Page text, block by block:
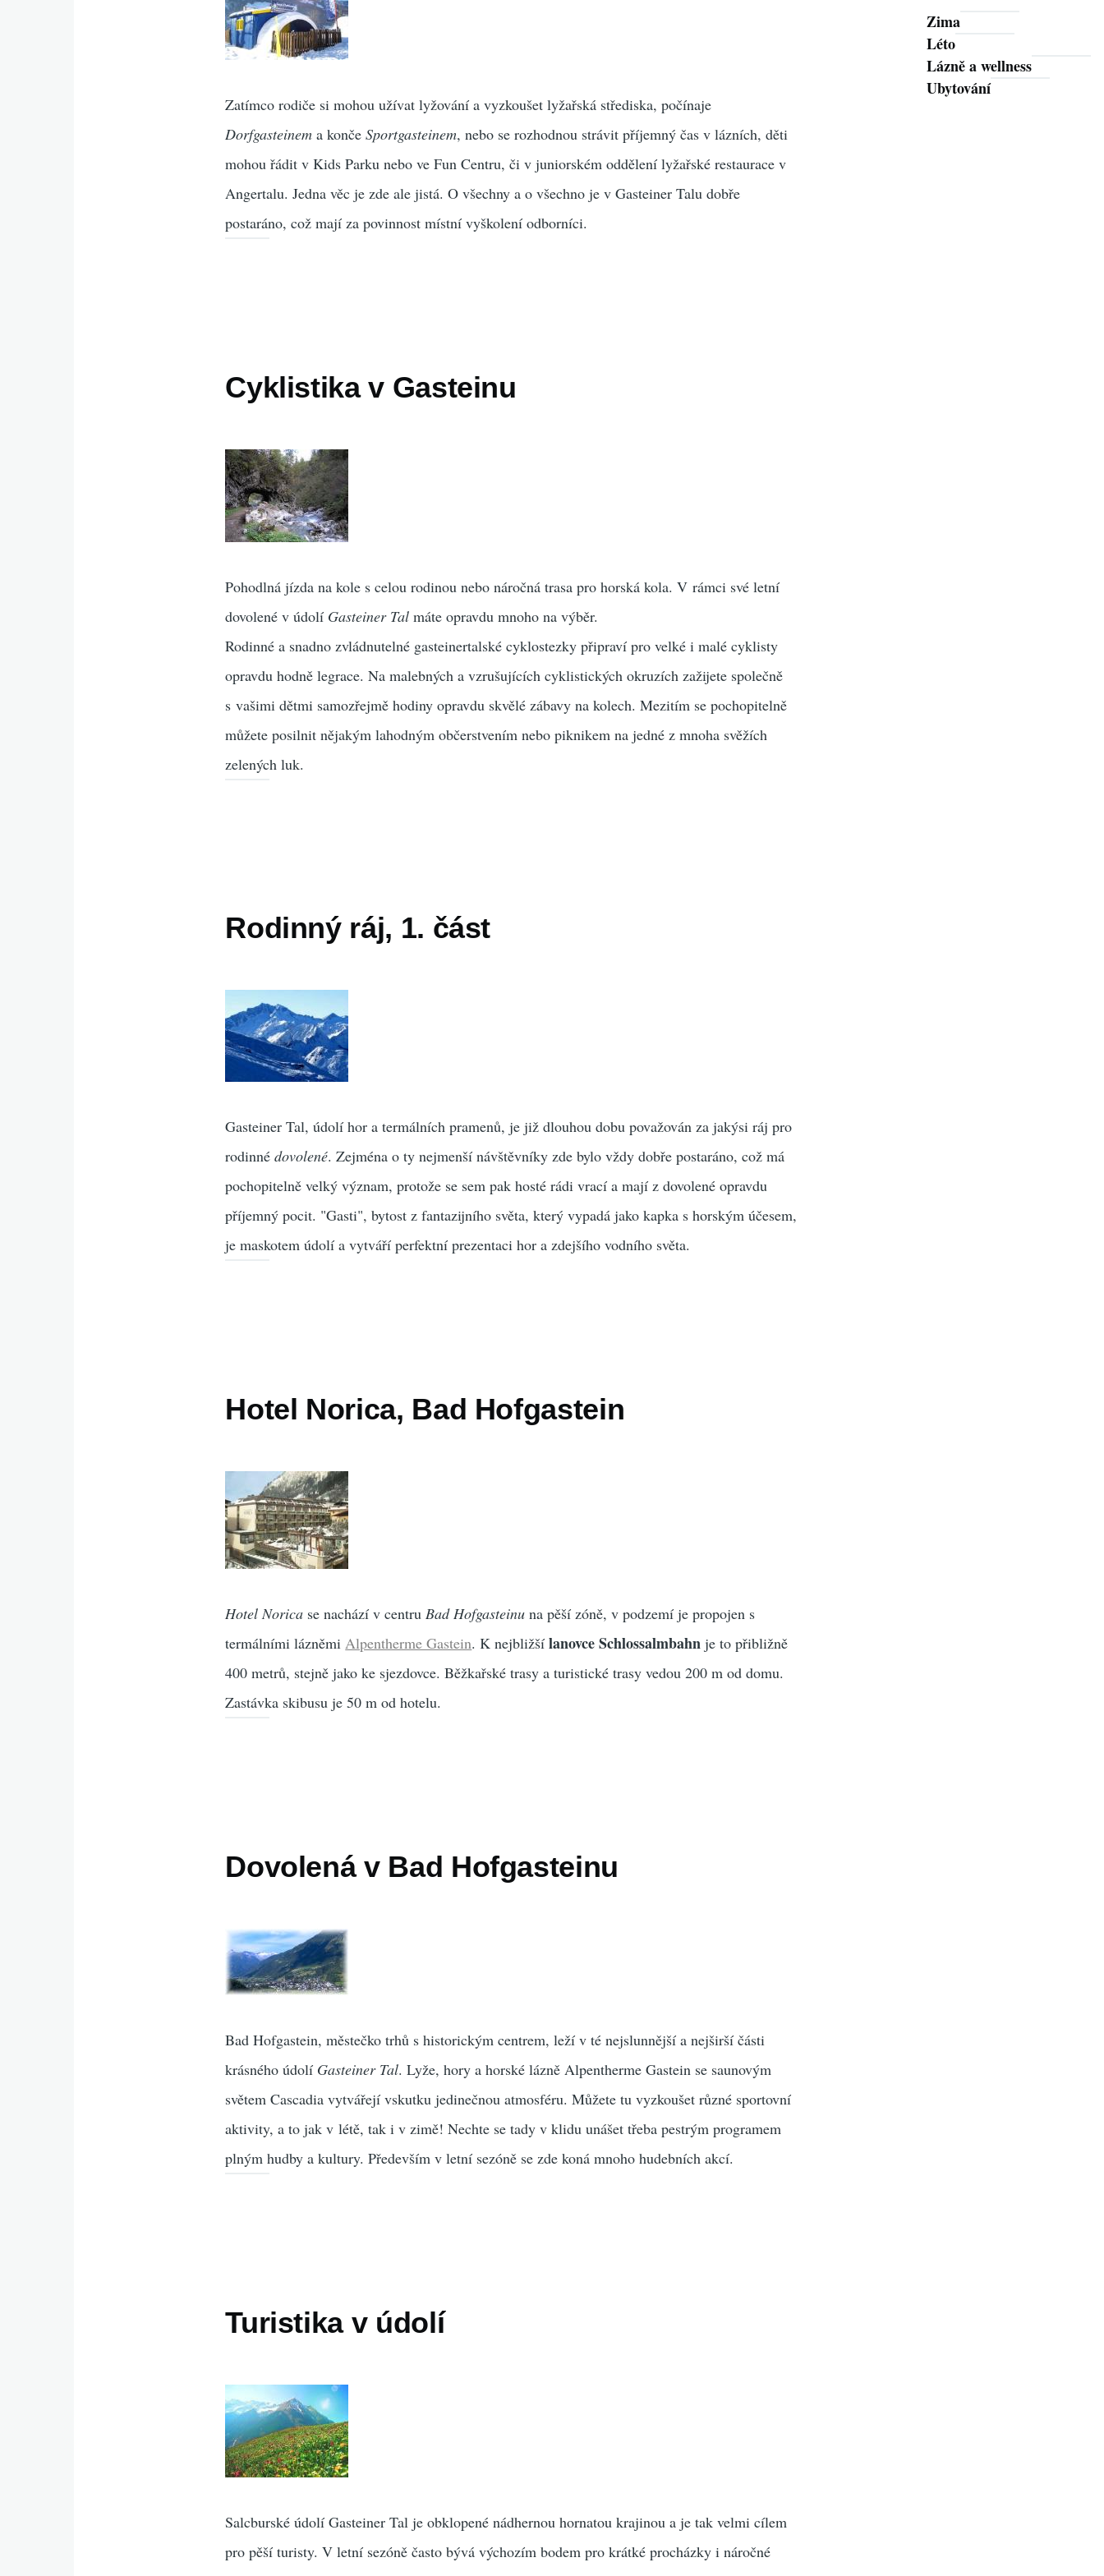
Zatímco rodiče si mohou užívat lyžování a vyzkoušet lyžařská střediska, počínaje
Dorfgasteinem a končeSportgasteinem, nebo se rozhodnou strávit příjemný čas v lázních, děti
mohou řádit v Kids Parku nebo ve Fun Centru, či v juniorském oddělení lyžařské restaurace v
Angertalu. Jedna věc je zde ale jistá. O všechny a o všechno je v Gasteiner Talu dobře
postaráno, což mají za povinnost místní vyškolení odborníci.
Cyklistika v Gasteinu
Pohodlná jízda na kole s celou rodinou nebo náročná trasa pro horská kola. V rámci své letní
dovolené v údolí Gasteiner Tal máte opravdu mnoho na výběr.
Rodinné a snadno zvládnutelné gasteinertalské cyklostezky připraví pro velké i malé cyklisty
opravdu hodně legrace. Na malebných a vzrušujících cyklistických okruzích zažijete společně
s vašimi dětmi samozřejmě hodiny opravdu skvělé zábavy na kolech. Mezitím se pochopitelně
můžete posilnit nějakým lahodným občerstvením nebo piknikem na jedné z mnoha svěžích
zelených luk.
Rodinný ráj, 1. část
Gasteiner Tal, údolí hor a termálních pramenů, je již dlouhou dobu považován za jakýsi ráj pro
rodinnédovolené. Zejména o ty nejmenší návštěvníky zde bylo vždy dobře postaráno, což má
pochopitelně velký význam, protože se sem pak hosté rádi vrací a mají z dovolené opravdu
příjemný pocit. "Gasti", bytost z fantazijního světa, který vypadá jako kapka s horským účesem,
je maskotem údolí a vytváří perfektní prezentaci hor a zdejšího vodního světa.
Hotel Norica, Bad Hofgastein
Hotel Norica se nachází v centruBad Hofgasteinu na pěší zóně, v podzemí je propojen s
termálními lázněmiAlpentherme Gastein. K nejbližšílanovce Schlossalmbahn je to přibližně
400 metrů, stejně jako ke sjezdovce. Běžkařské trasy a turistické trasy vedou 200 m od domu.
Zastávka skibusu je 50 m od hotelu.
Dovolená v Bad Hofgasteinu
Bad Hofgastein, městečko trhů s historickým centrem, leží v té nejslunnější a nejširší části
krásného údolí Gasteiner Tal. Lyže, hory a horské lázně Alpentherme Gastein se saunovým
světem Cascadia vytvářejí vskutku jedinečnou atmosféru. Můžete tu vyzkoušet různé sportovní
aktivity, a to jak v létě, tak i v zimě! Nechte se tady v klidu unášet třeba pestrým programem
plným hudby a kultury. Především v letní sezóně se zde koná mnoho hudebních akcí.
Turistika v údolí
Salcburské údolí Gasteiner Tal je obklopené nádhernou hornatou krajinou a je tak velmi cílem
pro pěší turisty. V letní sezóně často bývá výchozím bodem pro krátké procházky i náročné
Zima
Léto
Lázně a wellness
Ubytování